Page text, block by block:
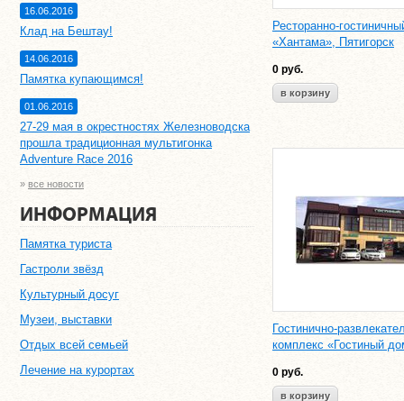
Ресторанно-
«Хантама», Пятигорск
0 руб.
Гостинично-
комплекс «Гостиный
0 руб.
16.06.2016
Клад на Бештау!
14.06.2016
Памятка купающимся!
01.06.2016
27-29 мая в окрестностях Железноводска
прошла традиционная мультигонка
Adventure Race 2016
» все новости
ИНФОРМАЦИЯ
Памятка туриста
Гастроли звёзд
Культурный досуг
Музеи, выставки
Отдых всей семьей
Лечение на курортах